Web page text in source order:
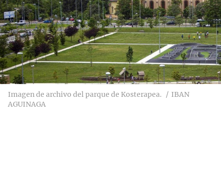
Imagen de archivo del parque de Kosterapea.
IBAN
AGUINAGA